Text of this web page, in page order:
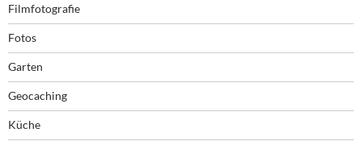
Filmfotografie
Fotos
Garten
Geocaching
Küche